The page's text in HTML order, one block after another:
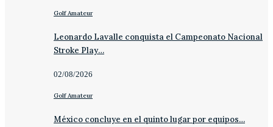
Golf Amateur
Leonardo Lavalle conquista el Campeonato Nacional
Stroke Play…
02/08/2026
Golf Amateur
México concluye en el quinto lugar por equipos…